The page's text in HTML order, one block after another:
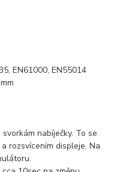
EN61000, EN55014
nabíječky. To se
rozsvícením displeje. Na